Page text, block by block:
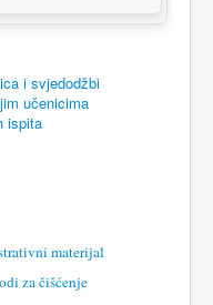
i svjedodžbi
učenicima
ispita
materijal
za čišćenje